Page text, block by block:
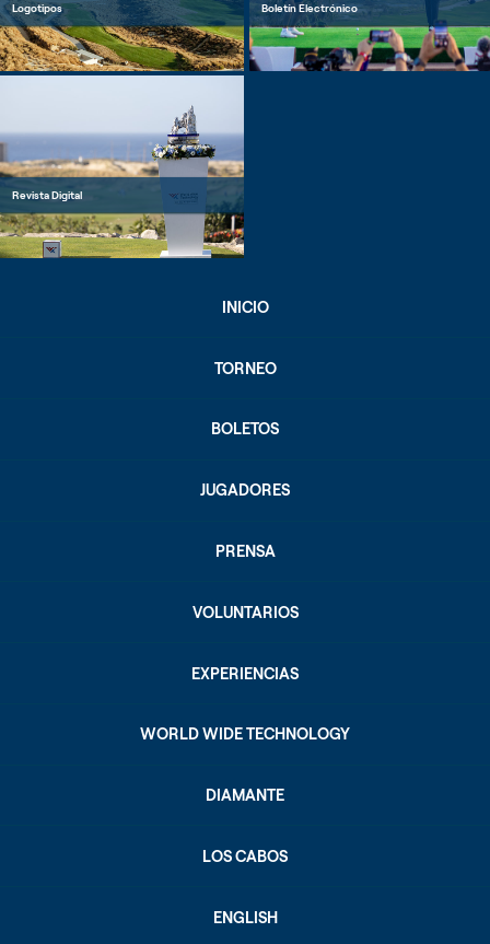
Logotipos Boletín Electrónico
Revista Digital
INICIO
TORNEO
BOLETOS
JUGADORES
PRENSA
VOLUNTARIOS
EXPERIENCIAS
WORLD WIDE TECHNOLOGY
DIAMANTE
LOS CABOS
ENGLISH